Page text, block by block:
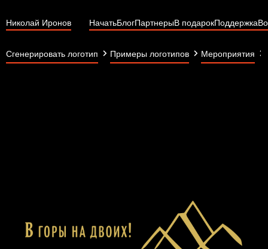
Николай Иронов НачатьБлогПартнерыВ подарокПоддержка
Сгенерировать логотип Примеры логотипов Мероприятия